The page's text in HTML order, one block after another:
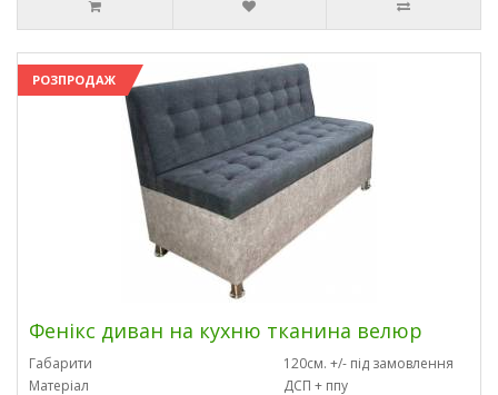
РОЗПРОДАЖ
Фенікс диван на кухню тканина велюр
Габарити
120см. +/- під замовлення
Матеріал
ДСП + ппу